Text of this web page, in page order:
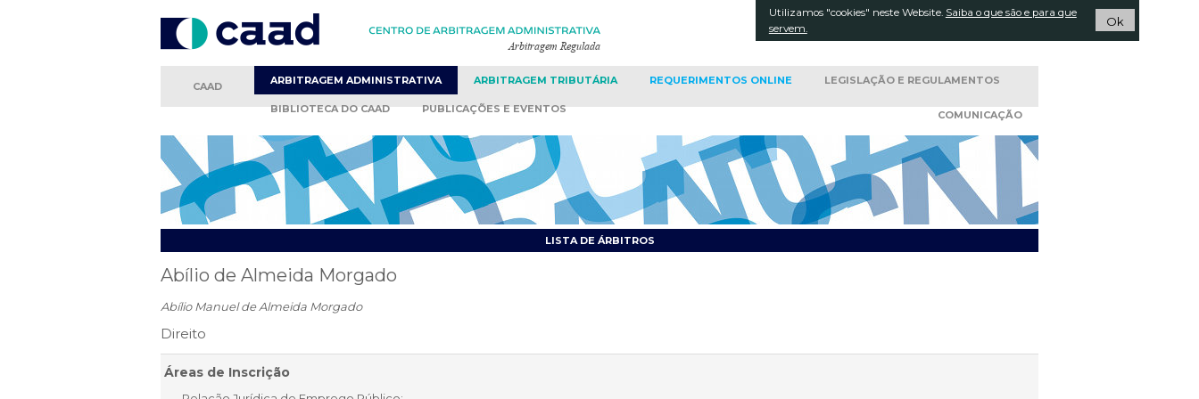
Pesquisar...
CONTACTOS
CAAD ARBITRAGEM ADMINISTRATIVA ARBITRAGEM TRIBUTÁRIA REQUERIMENTOS ONLINE LEGISLAÇÃO E REGULAMENTOS
BIBLIOTECA DO CAAD PUBLICAÇÕES E EVENTOS COMUNICAÇÃO
LISTA DE ÁRBITROS
Abílio de Almeida Morgado
Abílio Manuel de Almeida Morgado
Direito
Áreas de Inscrição
Utilizamos "cookies" neste Website. Saiba o que são e para que
servem.
Ok